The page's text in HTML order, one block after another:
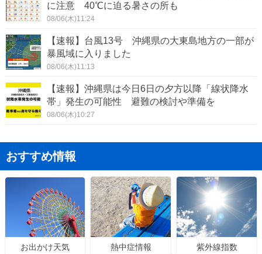
に注意 40℃に迫る暑さの所も
08/06(木)11:24
【速報】台風13号 沖縄県の大東島地方の一部が
暴風域に入りました
08/06(木)11:13
【速報】沖縄県は今日6日の夕方以降「線状降水
帯」発生の可能性 避難の検討や準備を
08/06(木)10:27
おすすめ情報
お出かけ天気 熱中症情報 紫外線指数